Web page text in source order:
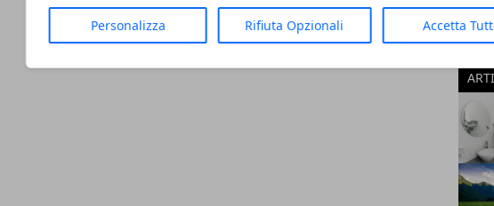
Personalizza Rifiuta Opzionali Accetta